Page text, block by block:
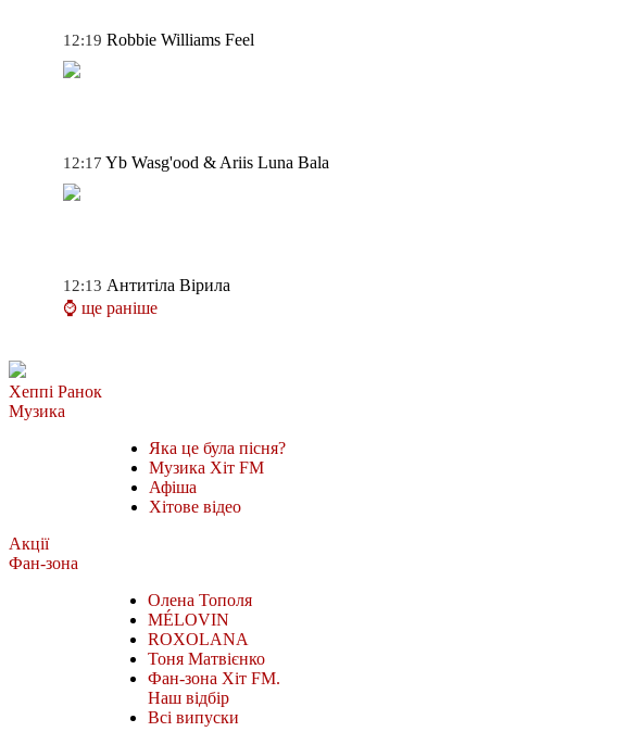
12:19 Robbie Williams Feel
12:17 Yb Wasg'ood & Ariis Luna Bala
12:13 Антитіла Вірила
⌚ ще раніше
Хеппі Ранок
Музика
Яка це була пісня?
Музика Хіт FM
Афіша
Хітове відео
Акції
Фан-зона
Олена Тополя
MÉLOVIN
ROXOLANA
Тоня Матвієнко
Фан-зона Хіт FM.
Наш відбір
Всі випуски